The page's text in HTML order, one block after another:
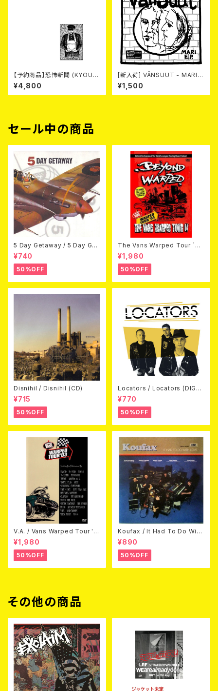
【予約商品】恐怖新聞 (KYOUF
U SHINBUN) / 死 (LP)【8月15
日発売】
¥4,800
[新入荷] VÄNSUUT - MARI
E.P. (7"EP)
¥1,500
セール中の商品
5 Day Getaway / 5 Day Get
away (CDEP)
¥740
50%OFF
The Vans Warped Tour `04
Beyond Warped (国内盤DV
D)
¥1,980
50%OFF
Disnihil / Disnihil (CD)
¥715
50%OFF
Locators / Locators (DIGPA
CK CD)
¥770
50%OFF
V.A. / Vans Warped Tour '0
3 (DVD)
¥1,980
50%OFF
Koufax / It Had To Do With
Love (CD)
¥890
50%OFF
その他の商品